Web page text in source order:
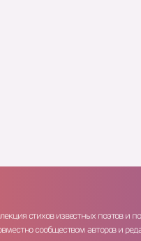
стихов известных поэтов и
сообществом авторов и